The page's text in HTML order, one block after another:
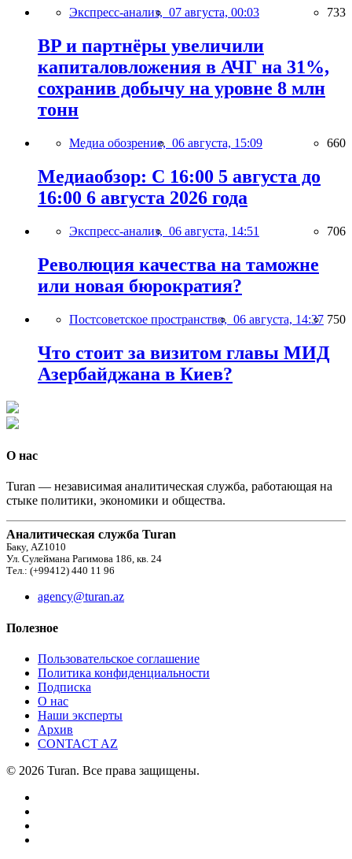
Экспресс-анализ, 07 августа, 00:03 733
BP и партнёры увеличили
капиталовложения в АЧГ на 31%,
сохранив добычу на уровне 8 млн
тонн
Медиа обозрение, 06 августа, 15:09 660
Медиаобзор: С 16:00 5 августа до
16:00 6 августа 2026 года
Экспресс-анализ, 06 августа, 14:51 706
Революция качества на таможне
или новая бюрократия?
Постсоветское пространство, 06 августа, 14:37 750
Что стоит за визитом главы МИД
Азербайджана в Киев?
О нас
Turan — независимая аналитическая служба, работающая на
стыке политики, экономики и общества.
Аналитическая служба Turan
Баку, AZ1010
Ул. Сулеймана Рагимова 186, кв. 24
Тел.: (+99412) 440 11 96
agency@turan.az
Полезное
Пользовательское соглашение
Политика конфиденциальности
Подписка
О нас
Наши эксперты
Архив
CONTACT AZ
© 2026 Turan. Все права защищены.